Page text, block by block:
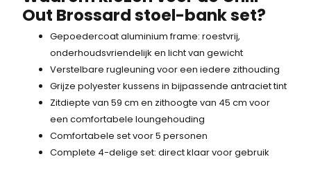
Out Brossard stoel-bank set?
Gepoedercoat aluminium frame: roestvrij,
onderhoudsvriendelijk en licht van gewicht
Verstelbare rugleuning voor een iedere zithouding
Grijze polyester kussens in bijpassende antraciet tint
Zitdiepte van 59 cm en zithoogte van 45 cm voor
een comfortabele loungehouding
Comfortabele set voor 5 personen
Complete 4-delige set: direct klaar voor gebruik